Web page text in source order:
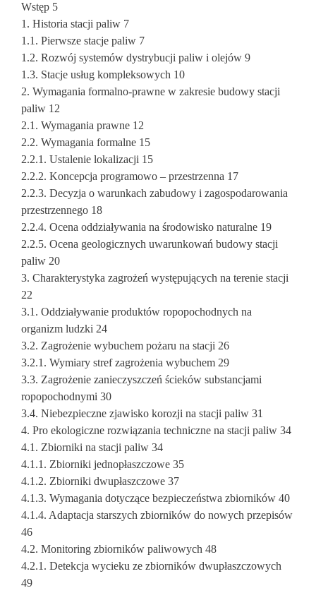
Wstęp 5
1. Historia stacji paliw 7
1.1. Pierwsze stacje paliw 7
1.2. Rozwój systemów dystrybucji paliw i olejów 9
1.3. Stacje usług kompleksowych 10
2. Wymagania formalno-prawne w zakresie budowy stacji
paliw 12
2.1. Wymagania prawne 12
2.2. Wymagania formalne 15
2.2.1. Ustalenie lokalizacji 15
2.2.2. Koncepcja programowo – przestrzenna 17
2.2.3. Decyzja o warunkach zabudowy i zagospodarowania
przestrzennego 18
2.2.4. Ocena oddziaływania na środowisko naturalne 19
2.2.5. Ocena geologicznych uwarunkowań budowy stacji
paliw 20
3. Charakterystyka zagrożeń występujących na terenie stacji
22
3.1. Oddziaływanie produktów ropopochodnych na
organizm ludzki 24
3.2. Zagrożenie wybuchem pożaru na stacji 26
3.2.1. Wymiary stref zagrożenia wybuchem 29
3.3. Zagrożenie zanieczyszczeń ścieków substancjami
ropopochodnymi 30
3.4. Niebezpieczne zjawisko korozji na stacji paliw 31
4. Pro ekologiczne rozwiązania techniczne na stacji paliw 34
4.1. Zbiorniki na stacji paliw 34
4.1.1. Zbiorniki jednopłaszczowe 35
4.1.2. Zbiorniki dwupłaszczowe 37
4.1.3. Wymagania dotyczące bezpieczeństwa zbiorników 40
4.1.4. Adaptacja starszych zbiorników do nowych przepisów
46
4.2. Monitoring zbiorników paliwowych 48
4.2.1. Detekcja wycieku ze zbiorników dwupłaszczowych
49